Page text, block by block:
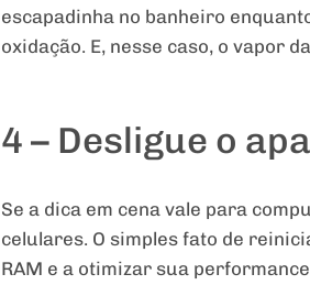
escapadinha no banheiro
oxidação. E, nesse caso, o vapor
4 – Desligue o
Se a dica em cena vale para
celulares. O simples fato de
RAM e a otimizar sua